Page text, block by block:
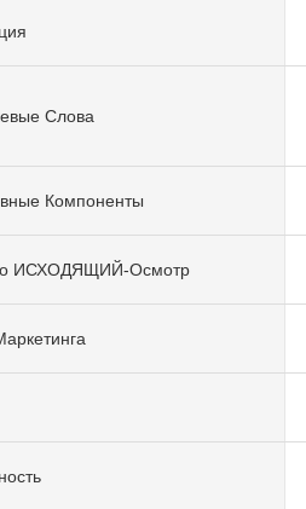
Слова
Компоненты
ИСХОДЯЩИЙ-Осмотр